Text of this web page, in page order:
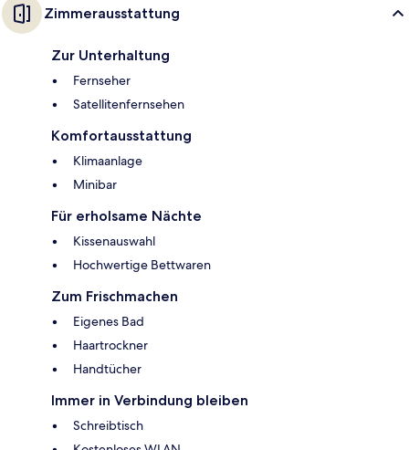
Zimmerausstattung
Zur Unterhaltung
Fernseher
Satellitenfernsehen
Komfortausstattung
Klimaanlage
Minibar
Für erholsame Nächte
Kissenauswahl
Hochwertige Bettwaren
Zum Frischmachen
Eigenes Bad
Haartrockner
Handtücher
Immer in Verbindung bleiben
Schreibtisch